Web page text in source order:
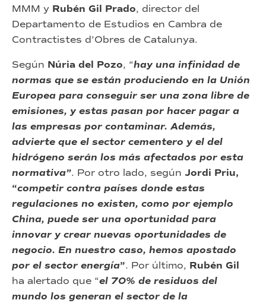
MMM y Rubén Gil Prado, director del
Departamento de Estudios en Cambra de
Contractistes d’Obres de Catalunya.
Según Núria del Pozo, “hay una infinidad de
normas que se están produciendo en la Unión
Europea para conseguir ser una zona libre de
emisiones, y estas pasan por hacer pagar a
las empresas por contaminar. Además,
advierte que el sector cementero y el del
hidrógeno serán los más afectados por esta
normativa”. Por otro lado, según Jordi Priu,
“competir contra países donde estas
regulaciones no existen, como por ejemplo
China, puede ser una oportunidad para
innovar y crear nuevas oportunidades de
negocio. En nuestro caso, hemos apostado
por el sector energía”. Por último, Rubén Gil
ha alertado que “el 70% de residuos del
mundo los generan el sector de la